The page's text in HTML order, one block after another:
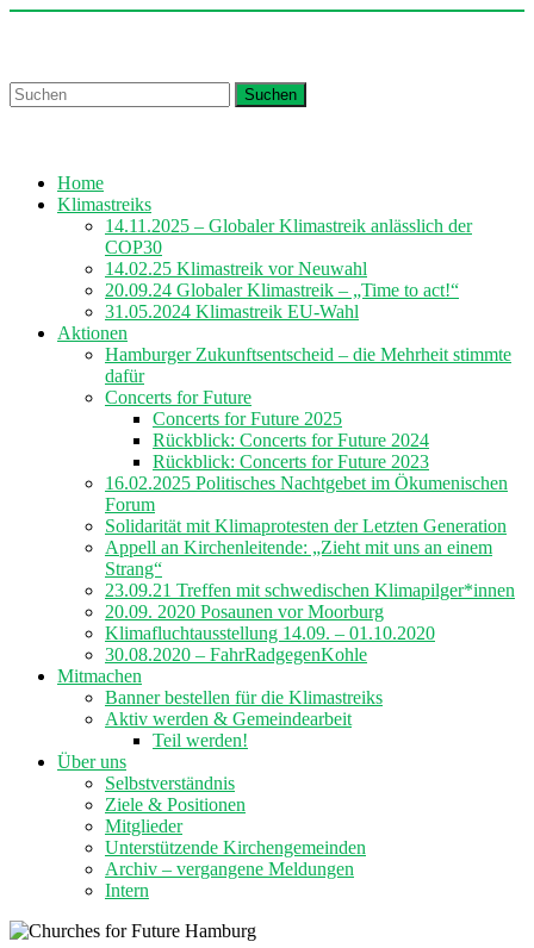
Skip
Suchen
Home
Klimastreiks
14.11.2025 – Globaler Klimastreik anlässlich der
COP30
14.02.25 Klimastreik vor Neuwahl
20.09.24 Globaler Klimastreik – „Time to act!“
31.05.2024 Klimastreik EU-Wahl
Aktionen
Hamburger Zukunftsentscheid – die Mehrheit stimmte
dafür
Concerts for Future
Concerts for Future 2025
Rückblick: Concerts for Future 2024
Rückblick: Concerts for Future 2023
16.02.2025 Politisches Nachtgebet im Ökumenischen
Forum
Solidarität mit Klimaprotesten der Letzten Generation
Appell an Kirchenleitende: „Zieht mit uns an einem
Strang“
23.09.21 Treffen mit schwedischen Klimapilger*innen
20.09. 2020 Posaunen vor Moorburg
Klimafluchtausstellung 14.09. – 01.10.2020
30.08.2020 – FahrRadgegenKohle
Mitmachen
Banner bestellen für die Klimastreiks
Aktiv werden & Gemeindearbeit
Teil werden!
Über uns
Selbstverständnis
Ziele & Positionen
Mitglieder
Unterstützende Kirchengemeinden
Archiv – vergangene Meldungen
Intern